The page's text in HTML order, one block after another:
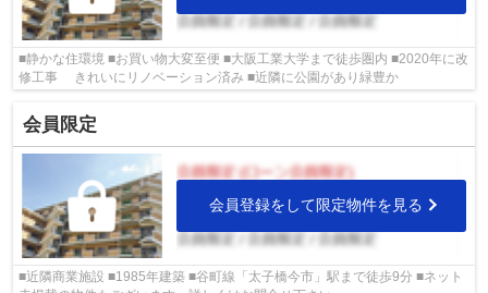
■静かな住環境 ■お買い物大変至便 ■大阪工業大学まで徒歩圏内 ■2020年に改
修工事 きれいにリノベーション済み ■近隣に公園があり緑豊か
会員限定
会員登録をして限定物件を見る
■近隣商業施設 ■1985年建築 ■谷町線「太子橋今市」駅まで徒歩9分 ■ネット